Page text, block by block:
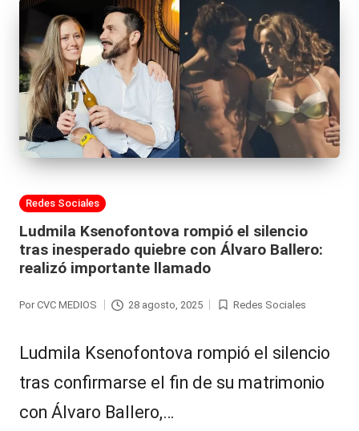
Publicada
Redes Sociales
Ludmila Ksenofontova rompió el silencio
tras inesperado quiebre con Álvaro Ballero:
realizó importante llamado
Por CVC MEDIOS 28 agosto, 2025
Publicada
Redes Sociales
Ludmila Ksenofontova rompió el silencio
tras confirmarse el fin de su matrimonio
con Álvaro Ballero,…